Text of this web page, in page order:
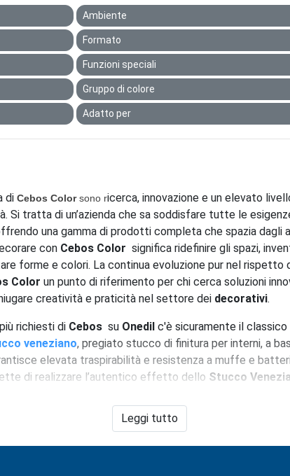
Ambiente
Formato
Funzioni speciali
Gruppo di colore
Adatto per
di Cebos Colorsono ricerca, innovazione e un elevato
Si tratta di un’azienda che sa soddisfare tutte le
una gamma di prodotti completa che spazia dagli
con Cebos Color significa ridefinire gli spazi,
forme e colori. La continua evoluzione pur nel rispetto
Color un punto di riferimento per chi cerca soluzioni
creatività e praticità nel settore deidecorativi.
richiesti di Cebos su Onedilc'è sicuramente il classico
veneziano, pregiato stucco di finitura per interni, a
elevata traspirabilità e resistenza a muffe e
di realizzare l’autentico effetto dello Stucco
è, invece, il rivestimento decorativo minerale per
Leggi tutto